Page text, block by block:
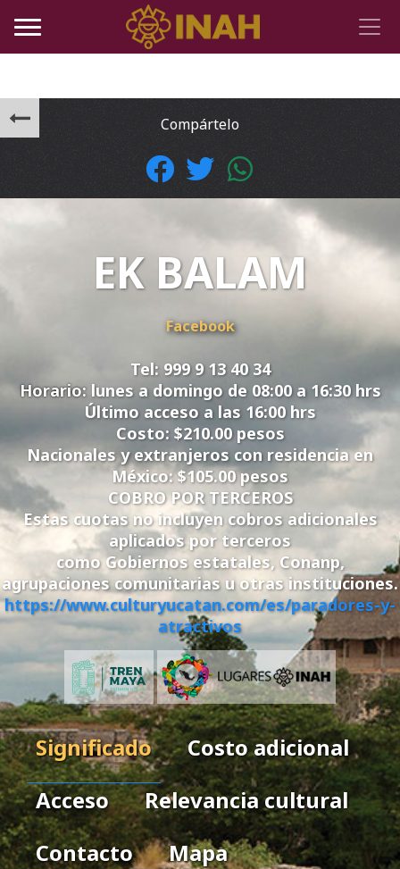
Compártelo
EK BALAM
Facebook
Tel: 999 9 13 40 34
Horario: lunes a domingo de 08:00 a 16:30 hrs
Último acceso a las 16:00 hrs
Costo: $210.00 pesos
Nacionales y extranjeros con residencia en
México: $105.00 pesos
COBRO POR TERCEROS
Estas cuotas no incluyen cobros adicionales
aplicados por terceros
como Gobiernos estatales, Conanp,
agrupaciones comunitarias u otras instituciones.
https://www.culturyucatan.com/es/paradores-y-
atractivos
Significado
Costo adicional
Acceso
Relevancia cultural
Contacto
Mapa